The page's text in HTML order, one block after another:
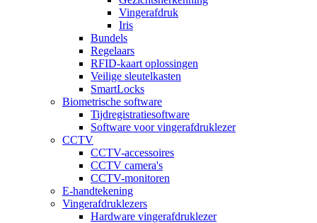
Vingerafdruk
Iris
Bundels
Regelaars
RFID-kaart oplossingen
Veilige sleutelkasten
SmartLocks
Biometrische software
Tijdregistratiesoftware
Software voor vingerafdruklezer
CCTV
CCTV-accessoires
CCTV camera's
CCTV-monitoren
E-handtekening
Vingerafdruklezers
Hardware vingerafdruklezer